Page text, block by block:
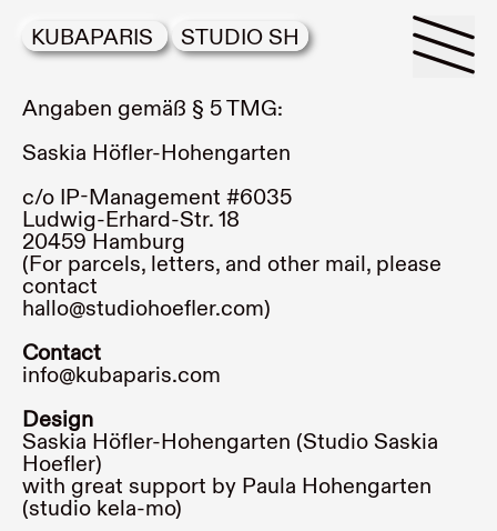
KUBAPARIS STUDIO SH
Angaben gemäß § 5 TMG:
c/o IP-Management #6035
Ludwig-Erhard-Str. 18
20459 Hamburg
(For parcels, letters, and other mail, please
contact
hallo@studiohoefler.com)
Contact
info@kubaparis.com
Design
Saskia Höfler-Hohengarten (Studio Saskia
Hoefler)
with great support by Paula Hohengarten
(studio kela-mo)